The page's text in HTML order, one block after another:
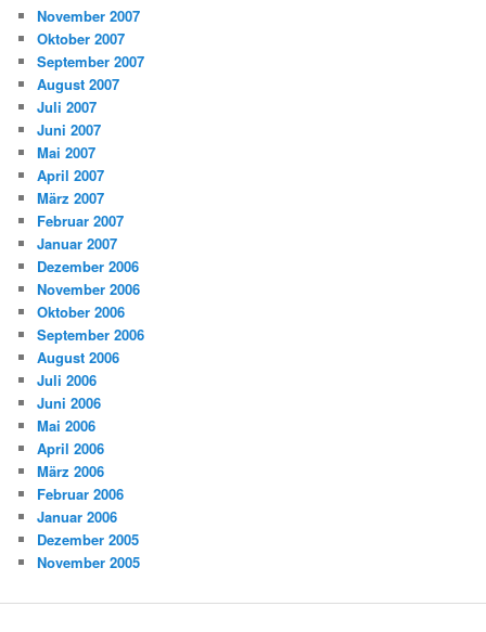
November 2007
Oktober 2007
September 2007
August 2007
Juli 2007
Juni 2007
Mai 2007
April 2007
März 2007
Februar 2007
Januar 2007
Dezember 2006
November 2006
Oktober 2006
September 2006
August 2006
Juli 2006
Juni 2006
Mai 2006
April 2006
März 2006
Februar 2006
Januar 2006
Dezember 2005
November 2005